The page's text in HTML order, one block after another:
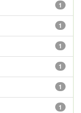
1
1
1
1
1
1